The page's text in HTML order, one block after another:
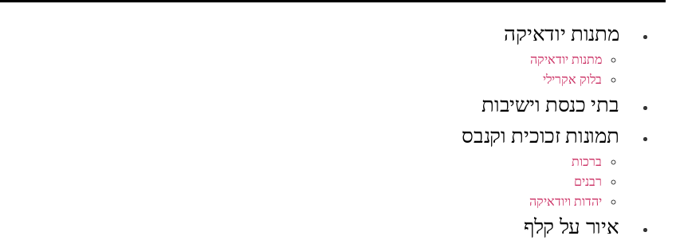
מתנות יודאיקה
מתנות יודאיקה
בלוק אקרילי
בתי כנסת וישיבות
תמונות זכוכית וקנבס
ברכות
רבנים
יהדות ויודאיקה
איור על קלף